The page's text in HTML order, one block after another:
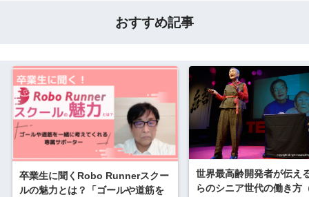
おすすめ記事
卒業生に聞くRobo Runnerスクー
ルの魅力とは？「ゴールや道筋を
世界最高齢開発者が伝え
らのシニア世代の働き方